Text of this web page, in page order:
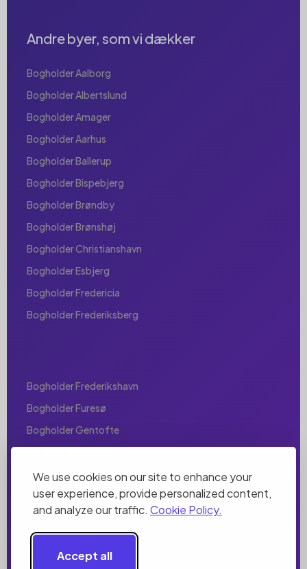
We use cookies on our site to enhance your
user experience, provide personalized content,
and analyze our traffic. Cookie Policy.
Accept all
Andre byer, som vi dækker
Bogholder Aalborg
Bogholder Albertslund
Bogholder Amager
Bogholder Aarhus
Bogholder Ballerup
Bogholder Bispebjerg
Bogholder Brøndby
Bogholder Brønshøj
Bogholder Christianshavn
Bogholder Esbjerg
Bogholder Fredericia
Bogholder Frederiksberg
Bogholder Frederikshavn
Bogholder Furesø
Bogholder Gentofte
Bogholder Glostrup
Bogholder Greve
Bogholder Helsingør
Bogholder Herlev
Bogholder Herning